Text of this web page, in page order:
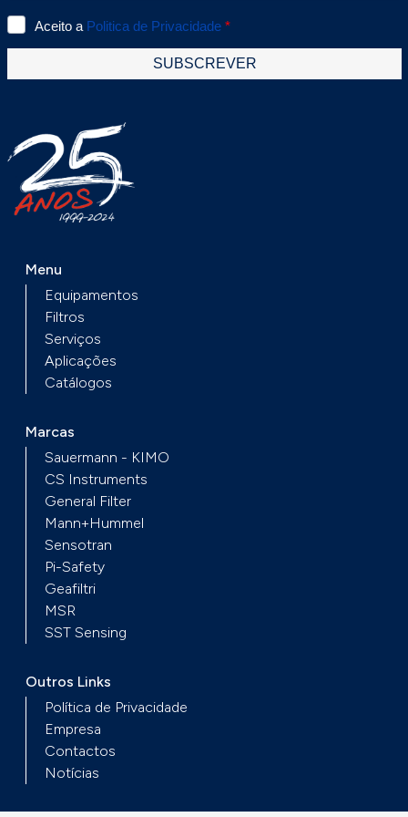
Menu
Equipamentos
Filtros
Serviços
Aplicações
Catálogos
Marcas
Sauermann - KIMO
CS Instruments
General Filter
Mann+Hummel
Sensotran
Pi-Safety
Geafiltri
MSR
SST Sensing
Outros Links
Política de Privacidade
Empresa
Contactos
Notícias